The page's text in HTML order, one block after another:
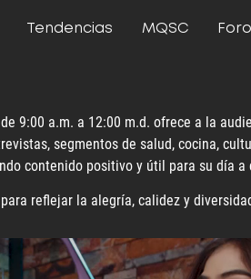
Tendencias MQSC
9:00 a.m. a 12:00 m.d. ofrece a la
segmentos de salud, cocina,
contenido positivo y útil para su día a
reflejar la alegría, calidez y